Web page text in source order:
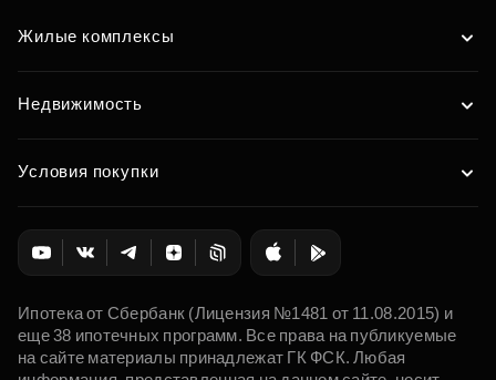
Жилые комплексы
Недвижимость
Условия покупки
Ипотека от Сбербанк (Лицензия №1481 от 11.08.2015) и
еще 38 ипотечных программ. Все права на публикуемые
на сайте материалы принадлежат ГК ФСК. Любая